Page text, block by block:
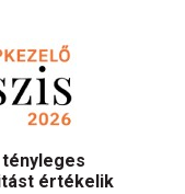
értékelik